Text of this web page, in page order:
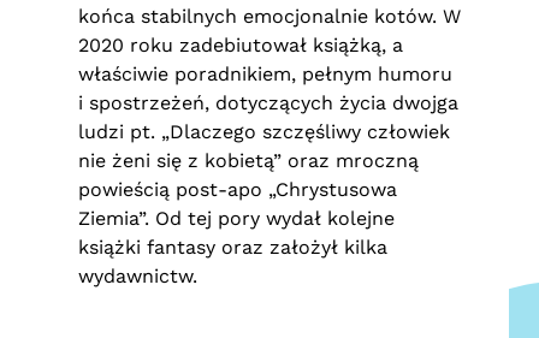
końca stabilnych emocjonalnie kotów. W
2020 roku zadebiutował książką, a
właściwie poradnikiem, pełnym humoru
i spostrzeżeń, dotyczących życia dwojga
ludzi pt. „Dlaczego szczęśliwy człowiek
nie żeni się z kobietą” oraz mroczną
powieścią post-apo „Chrystusowa
Ziemia”. Od tej pory wydał kolejne
książki fantasy oraz założył kilka
wydawnictw.